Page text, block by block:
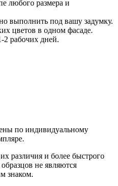
любого размера и
выполнить под вашу задумку.
цветов в одном фасаде.
2 рабочих дней.
по индивидуальному
различия и более быстрого
не являются
знаком.